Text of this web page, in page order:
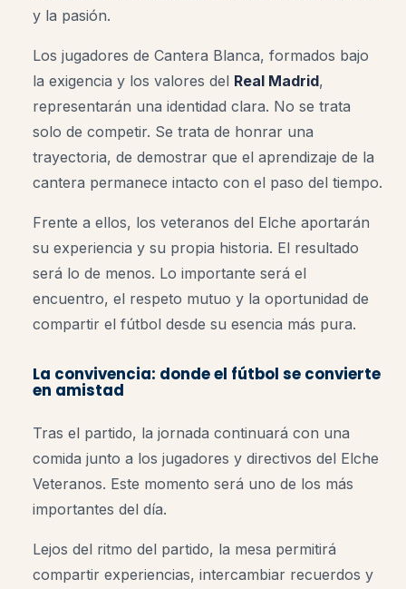
y la pasión.
Los jugadores de Cantera Blanca, formados bajo
la exigencia y los valores del Real Madrid,
representarán una identidad clara. No se trata
solo de competir. Se trata de honrar una
trayectoria, de demostrar que el aprendizaje de la
cantera permanece intacto con el paso del tiempo.
Frente a ellos, los veteranos del Elche aportarán
su experiencia y su propia historia. El resultado
será lo de menos. Lo importante será el
encuentro, el respeto mutuo y la oportunidad de
compartir el fútbol desde su esencia más pura.
La convivencia: donde el fútbol se convierte
en amistad
Tras el partido, la jornada continuará con una
comida junto a los jugadores y directivos del Elche
Veteranos. Este momento será uno de los más
importantes del día.
Lejos del ritmo del partido, la mesa permitirá
compartir experiencias, intercambiar recuerdos y